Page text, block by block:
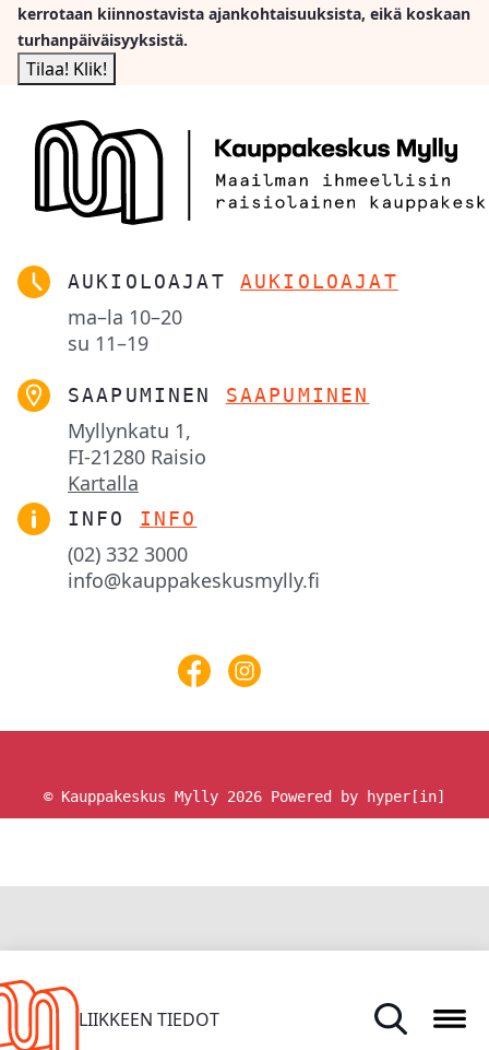
ETUSIVU
LIIKKEEN TIEDOT
kerrotaan kiinnostavista ajankohtaisuuksista, eikä koskaan
turhanpäiväisyyksistä.
AUKIOLOAJAT AUKIOLOAJAT
ma–la 10–20
su 11–19
SAAPUMINEN SAAPUMINEN
Myllynkatu 1,
FI-21280 Raisio
Kartalla
INFO INFO
(02) 332 3000
info@kauppakeskusmylly.fi
© Kauppakeskus Mylly 2026 Powered by hyper[in]